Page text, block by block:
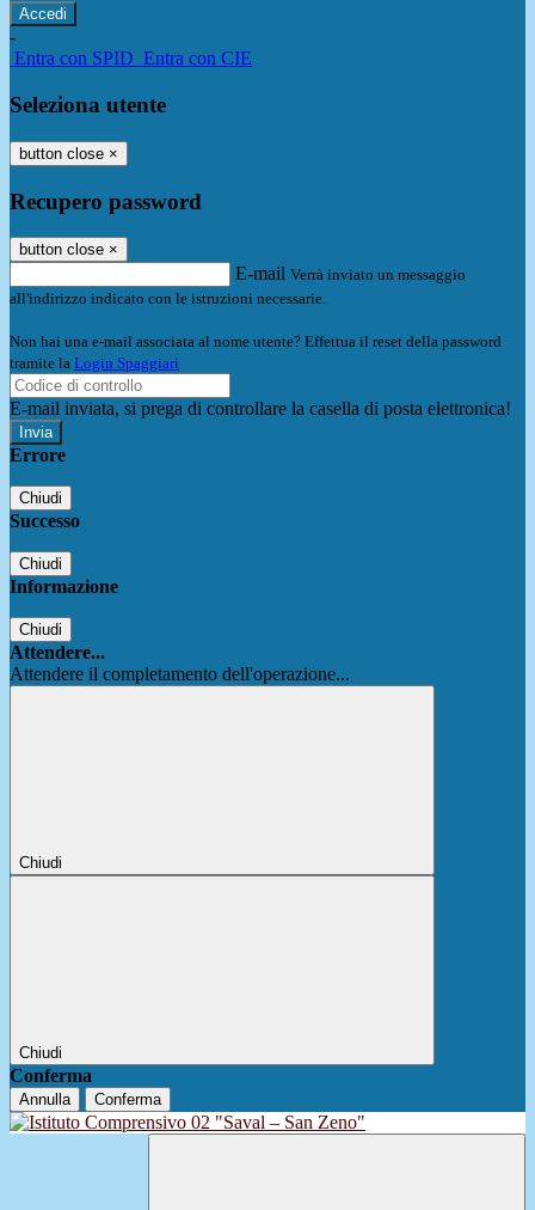
-
Entra con SPID Entra con CIE
Seleziona utente
button close ×
Recupero password
button close ×
E-mail Verrà inviato un messaggio
all'indirizzo indicato con le istruzioni necessarie.
Non hai una e-mail associata al nome utente? Effettua il reset della password
tramite la Login Spaggiari
E-mail inviata, si prega di controllare la casella di posta elettronica!
Errore
Chiudi
Successo
Chiudi
Informazione
Chiudi
Attendere...
Attendere il completamento dell'operazione...
Chiudi
Chiudi
Conferma
Annulla Conferma